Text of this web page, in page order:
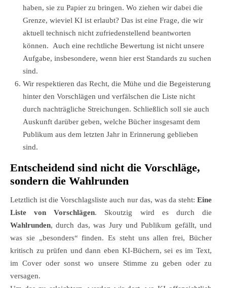
haben, sie zu Papier zu bringen. Wo ziehen wir dabei die
Grenze, wieviel KI ist erlaubt? Das ist eine Frage, die wir
aktuell technisch nicht zufriedenstellend beantworten
können. Auch eine rechtliche Bewertung ist nicht unsere
Aufgabe, insbesondere, wenn hier erst Standards zu suchen
sind.
Wir respektieren das Recht, die Mühe und die Begeisterung
hinter den Vorschlägen und verfälschen die Liste nicht
durch nachträgliche Streichungen. Schließlich soll sie auch
Auskunft darüber geben, welche Bücher insgesamt dem
Publikum aus dem letzten Jahr in Erinnerung geblieben
sind.
Entscheidend sind nicht die Vorschläge,
sondern die Wahlrunden
Letztlich ist die Vorschlagsliste auch nur das, was da steht: Eine
Liste von Vorschlägen. Skoutzig wird es durch die
Wahlrunden, durch das, was Jury und Publikum gefällt, und
was sie „besonders“ finden. Es steht uns allen frei, Bücher
kritisch zu prüfen und dann eben KI-Büchern, sei es im Text,
im Cover oder sonst wo unsere Stimme zu geben oder zu
versagen.